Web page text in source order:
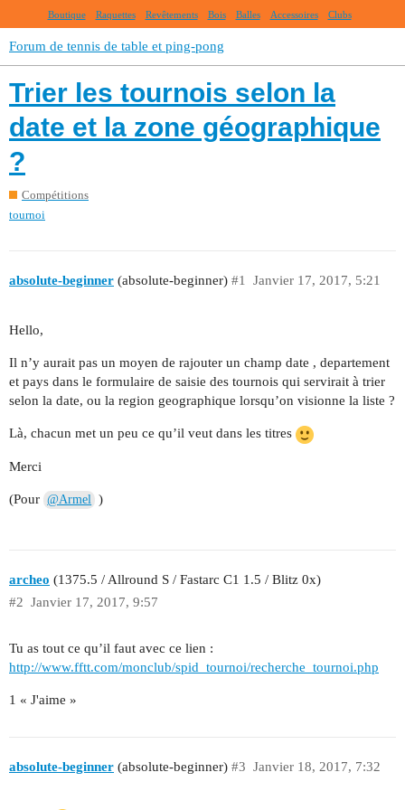
Boutique Raquettes Revêtements Bois Balles Accessoires Clubs
Forum de tennis de table et ping-pong
Trier les tournois selon la
date et la zone géographique
?
Compétitions
tournoi
absolute-beginner (absolute-beginner) Janvier 17, 2017, 5:21
#1
Hello,
Il n’y aurait pas un moyen de rajouter un champ date , departement
et pays dans le formulaire de saisie des tournois qui servirait à trier
selon la date, ou la region geographique lorsqu’on visionne la liste ?
Là, chacun met un peu ce qu’il veut dans les titres
Merci
(Pour @Armel )
archeo (1375.5 / Allround S / Fastarc C1 1.5 / Blitz 0x)
Janvier 17, 2017, 9:57
#2
Tu as tout ce qu’il faut avec ce lien :
http://www.fftt.com/monclub/spid_tournoi/recherche_tournoi.php
1 « J'aime »
absolute-beginner (absolute-beginner) Janvier 18, 2017, 7:32
#3